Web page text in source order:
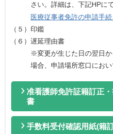
さい。 詳細は、下記HPに
医療従事者免許の申請手続
（５）印鑑
（６）遅延理由書
※変更が生じた日の翌日
場合、 申請場所窓口におい
准看護師免許証籍訂正
書
手数料受付確認用紙(籍